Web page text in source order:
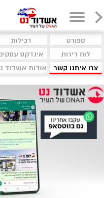
ספורט רכילות
לוח דירות
אינדקס
צרו איתנו קשר
אודות אשדוד